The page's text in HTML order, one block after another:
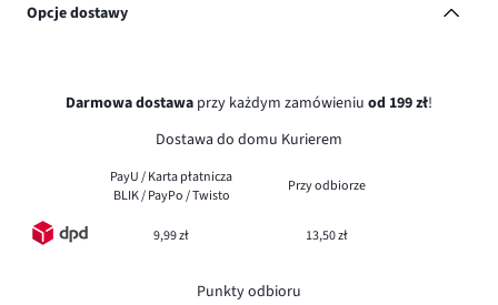
Opcje dostawy
Darmowa dostawa przy każdym zamówieniu od 199 zł!
Dostawa do domu Kurierem
PayU / Karta płatnicza
BLIK / PayPo / Twisto
Przy odbiorze
9,99 zł 13,50 zł
Punkty odbioru